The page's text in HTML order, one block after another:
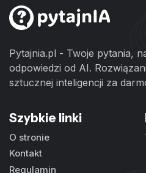
Pytajnia.pl - Twoje pytania,
odpowiedzi od AI.
sztucznej inteligencji za
Szybkie linki
O stronie
Kontakt
Regulamin